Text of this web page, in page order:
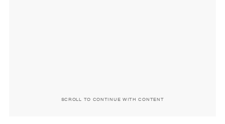
SCROLL TO CONTINUE WITH CONTENT